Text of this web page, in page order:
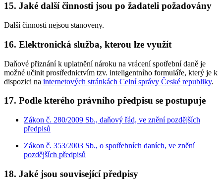
15. Jaké další činnosti jsou po žadateli požadovány
Další činnosti nejsou stanoveny.
16. Elektronická služba, kterou lze využít
Daňové přiznání k uplatnění nároku na vrácení spotřební daně je
možné učinit prostřednictvím tzv. inteligentního formuláře, který je k
dispozici na internetových stránkách Celní správy České republiky.
17. Podle kterého právního předpisu se postupuje
Zákon č. 280/2009 Sb., daňový řád, ve znění pozdějších
předpisů
Zákon č. 353/2003 Sb., o spotřebních daních, ve znění
pozdějších předpisů
18. Jaké jsou související předpisy